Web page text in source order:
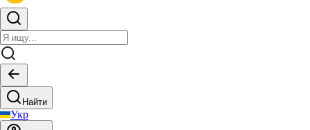
Найти
Укр